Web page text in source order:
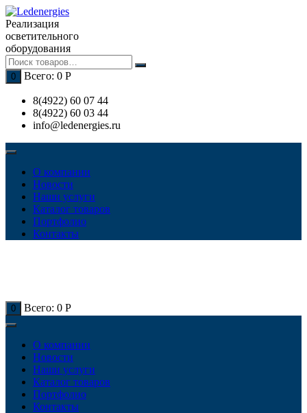
Перейти
к
содержимому
Реализация
осветительного
оборудования
0 Всего: 0 Р
8(4922) 60 07 44
8(4922) 60 03 44
info@ledenergies.ru
О компании
Новости
Наши услуги
Каталог товаров
Портфолио
Контакты
0 Всего: 0 Р
О компании
Новости
Наши услуги
Каталог товаров
Портфолио
Контакты